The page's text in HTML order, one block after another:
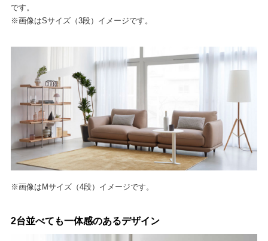
です。
※画像はSサイズ（3段）イメージです。
※画像はMサイズ（4段）イメージです。
2台並べても一体感のあるデザイン